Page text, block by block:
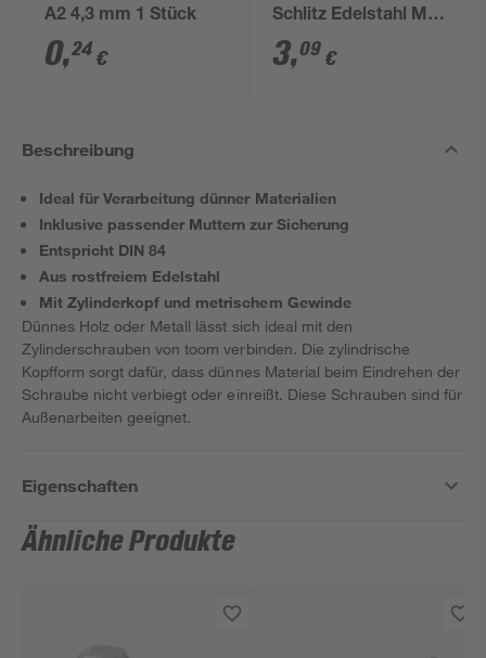
A2 4,3 mm 1 Stück
0,24 €
Schlitz Edelstahl M4 x
10 mm 10 Stück
3,09 €
Beschreibung
Ideal für Verarbeitung dünner Materialien
Inklusive passender Muttern zur Sicherung
Entspricht DIN 84
Aus rostfreiem Edelstahl
Mit Zylinderkopf und metrischem Gewinde
Dünnes Holz oder Metall lässt sich ideal mit den
Zylinderschrauben von toom verbinden. Die zylindrische
Kopfform sorgt dafür, dass dünnes Material beim Eindrehen der
Schraube nicht verbiegt oder einreißt. Diese Schrauben sind für
Außenarbeiten geeignet.
Eigenschaften
Ähnliche Produkte